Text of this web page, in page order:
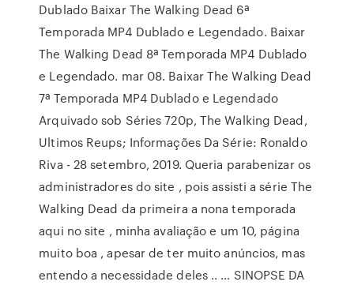
Dublado Baixar The Walking Dead 6ª
Temporada MP4 Dublado e Legendado. Baixar
The Walking Dead 8ª Temporada MP4 Dublado
e Legendado. mar 08. Baixar The Walking Dead
7ª Temporada MP4 Dublado e Legendado
Arquivado sob Séries 720p, The Walking Dead,
Ultimos Reups; Informações Da Série: Ronaldo
Riva - 28 setembro, 2019. Queria parabenizar os
administradores do site , pois assisti a série The
Walking Dead da primeira a nona temporada
aqui no site , minha avaliação e um 10, página
muito boa , apesar de ter muito anúncios, mas
entendo a necessidade deles .. … SINOPSE DA